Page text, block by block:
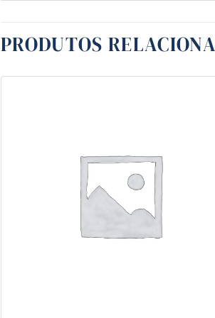
PRODUTOS